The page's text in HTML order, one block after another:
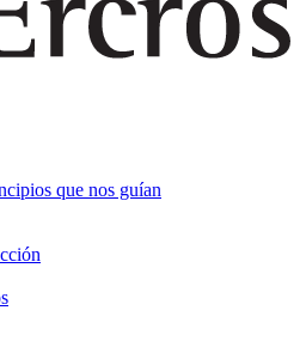
que nos guían